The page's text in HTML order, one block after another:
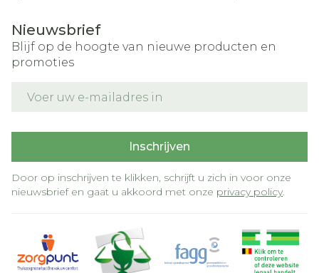
Nieuwsbrief
Blijf op de hoogte van nieuwe producten en
promoties
Inschrijven
Door op inschrijven te klikken, schrijft u zich in voor onze
nieuwsbrief en gaat u akkoord met onze privacy policy.